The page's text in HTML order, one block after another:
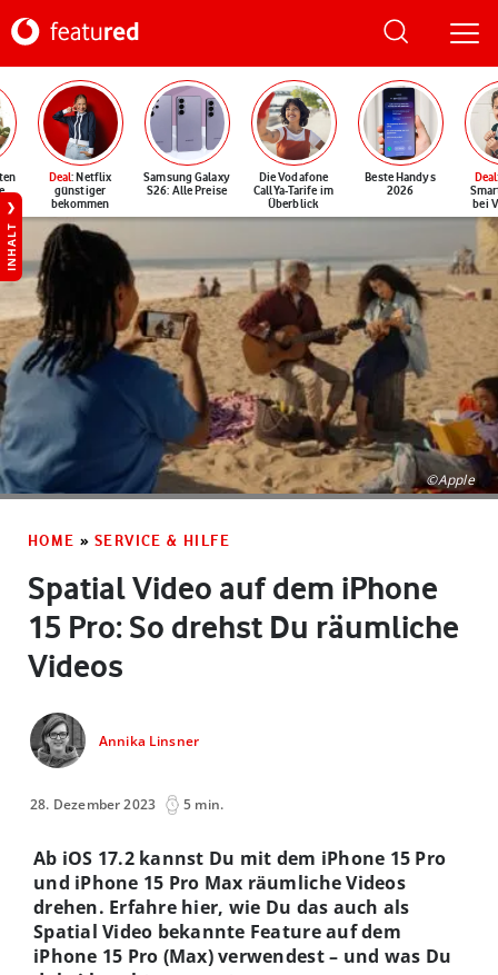
Deal: Netflix
günstiger
bekommen
Samsung Galaxy
S26: Alle Preise
Die Vodafone
CallYa-Tarife im
Überblick
Beste Handys
2026
Deal
bei
INHALT
©Apple
HOME » SERVICE & HILFE
Spatial Video auf dem iPhone
15 Pro: So drehst Du räumliche
Videos
Annika Linsner
28. Dezember 2023 5 min.
Ab iOS 17.2 kannst Du mit dem iPhone 15 Pro
und iPhone 15 Pro Max räumliche Videos
drehen. Erfahre hier, wie Du das auch als
Spatial Video bekannte Feature auf dem
iPhone 15 Pro (Max) verwendest – und was Du